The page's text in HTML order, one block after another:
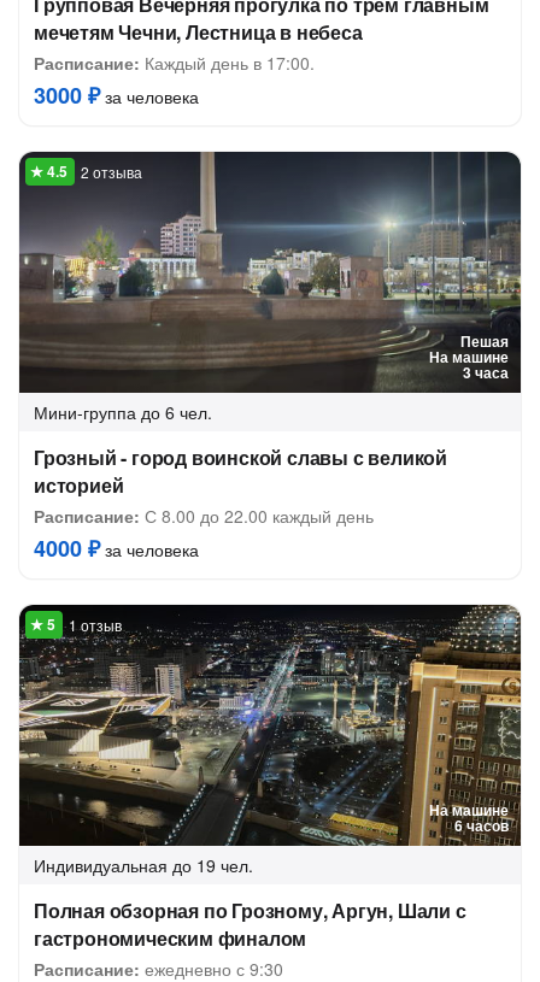
мечетям Чечни, Лестница в небеса
Расписание: Каждый день в 17:00.
3000 ₽за человека
Пешая
На машине
3 часа
2 отзыва
Мини-группа до 6 чел.
Грозный - город воинской славы с великой
историей
Расписание: С 8.00 до 22.00 каждый день
4000 ₽за человека
На машине
6 часов
1 отзыв
Индивидуальная до 19 чел.
Полная обзорная по Грозному, Аргун, Шали с
гастрономическим финалом
Расписание: ежедневно с 9:30